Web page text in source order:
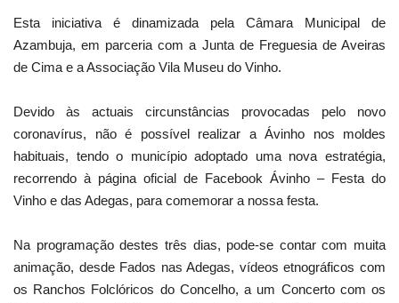
Esta iniciativa é dinamizada pela Câmara Municipal de
Azambuja, em parceria com a Junta de Freguesia de Aveiras
de Cima e a Associação Vila Museu do Vinho.
Devido às actuais circunstâncias provocadas pelo novo
coronavírus, não é possível realizar a Ávinho nos moldes
habituais, tendo o município adoptado uma nova estratégia,
recorrendo à página oficial de Facebook Ávinho – Festa do
Vinho e das Adegas, para comemorar a nossa festa.
Na programação destes três dias, pode-se contar com muita
animação, desde Fados nas Adegas, vídeos etnográficos com
os Ranchos Folclóricos do Concelho, a um Concerto com os